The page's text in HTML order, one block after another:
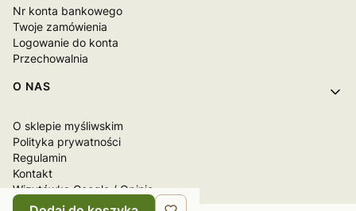
Nr konta bankowego
Twoje zamówienia
Logowanie do konta
Przechowalnia
O NAS
O sklepie myśliwskim
Polityka prywatności
Regulamin
Kontakt
Wizytówka Google / Opinie